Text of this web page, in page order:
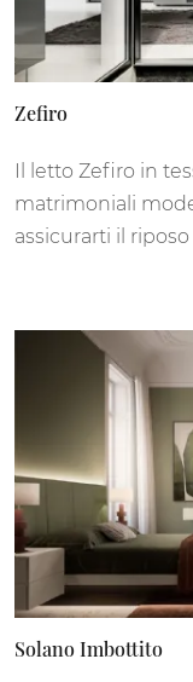
Zefiro
Il letto Zefiro in
matrimoniali
assicurarti il
Solano Imbottito